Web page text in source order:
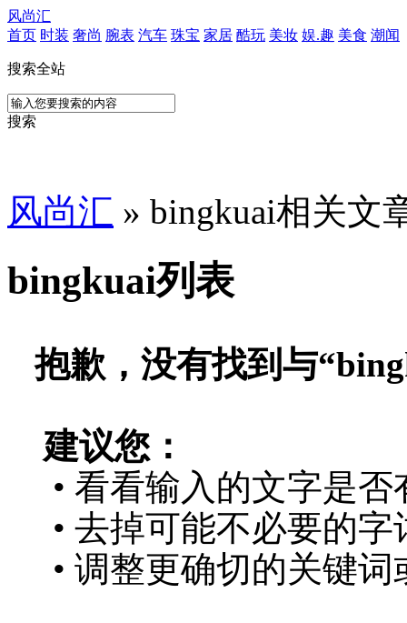
风尚汇
首页 时装 奢尚 腕表 汽车 珠宝 家居 酷玩 美妆 娱.趣 美食 潮闻
搜索全站
搜索
风尚汇 » bingkuai相关文
bingkuai列表
抱歉，没有找到与“
建议您：
• 看看输入的文字是否
• 去掉可能不必要的字
• 调整更确切的关键